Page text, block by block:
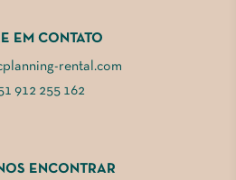
EM CONTATO
rental.com
912 255 162
ENCONTRAR